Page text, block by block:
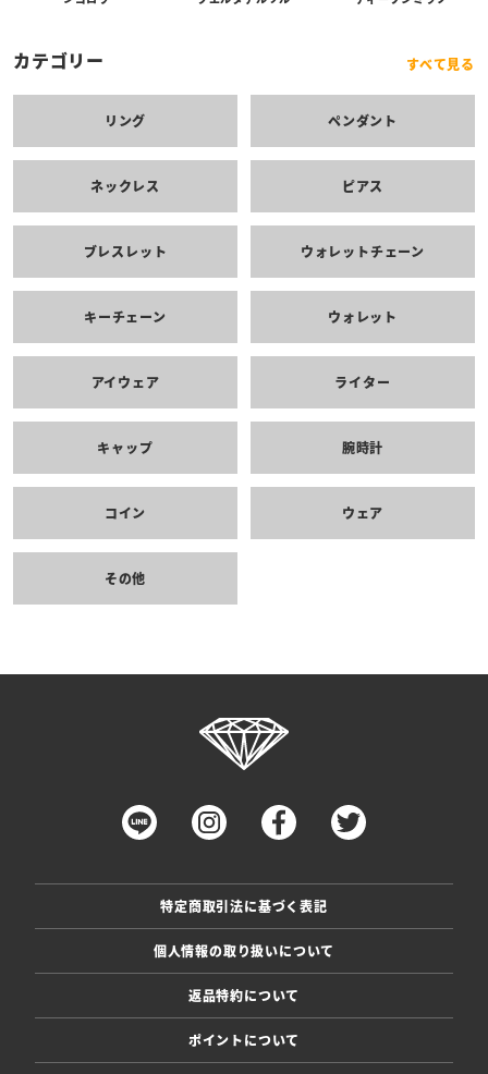
カテゴリー すべて見る
リング ペンダント
ネックレス ピアス
ブレスレット ウォレットチェーン
キーチェーン ウォレット
アイウェア ライター
キャップ 腕時計
コイン ウェア
その他
特定商取引法に基づく表記
個人情報の取り扱いについて
返品特約について
ポイントについて